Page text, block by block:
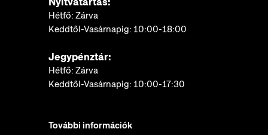
Hétfő: Zárva
Keddtől-Vasárnapig: 10:00-18:00
Jegypénztár:
Hétfő: Zárva
Keddtől-Vasárnapig: 10:00-17:30
További információk